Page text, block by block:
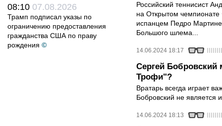
08:10 07.08.2026
Трамп подписал указы по
ограничению предоставления
гражданства США по праву
рождения ©
Российский теннисист
на Открытом
испанцем Педро
Большого шлема...
14.06.2024 18:17
Сергей Бобровский
Трофи"?
Вратарь всегда играет
Бобровский не является
14.06.2024 18:13